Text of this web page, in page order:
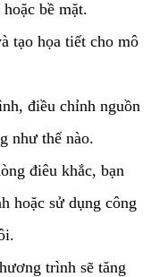
bề mặt.
tạo họa tiết cho mô
điều chỉnh nguồn
như thế nào.
điêu khắc, bạn
hoặc sử dụng công
trình sẽ tăng